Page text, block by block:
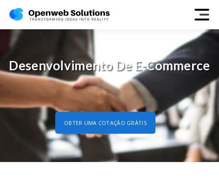
Desenvolvimento De E-Commerce
OBTER UMA COTAÇÃO GRÁTIS